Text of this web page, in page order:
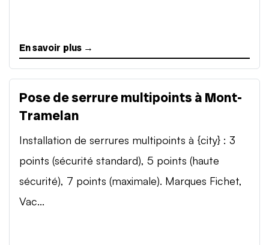
En savoir plus →
Pose de serrure multipoints à Mont-
Tramelan
Installation de serrures multipoints à {city} : 3
points (sécurité standard), 5 points (haute
sécurité), 7 points (maximale). Marques Fichet,
Vac...